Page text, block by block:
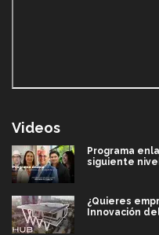
Videos
Programa
siguiente
¿Quieres
Innovación